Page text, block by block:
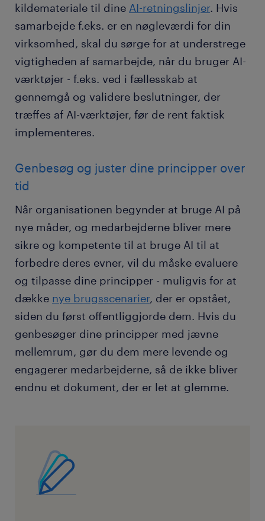
kildemateriale til dine AI-retningslinjer. Hvis
samarbejde f.eks. er en nøgleværdi for din
virksomhed, skal du sørge for at understrege
vigtigheden af samarbejde, når du bruger AI-
værktøjer - f.eks. ved i fællesskab at
gennemgå og validere beslutninger, der
træffes af AI-værktøjer, før de rent faktisk
implementeres.
Genbesøg og juster dine principper over
tid
Når organisationen begynder at bruge AI på
nye måder, og medarbejderne bliver mere
sikre og kompetente til at bruge AI til at
forbedre deres evner, vil du måske evaluere
og tilpasse dine principper - muligvis for at
dække nye brugsscenarier, der er opstået,
siden du først offentliggjorde dem. Hvis du
genbesøger dine principper med jævne
mellemrum, gør du dem mere levende og
engagerer medarbejderne, så de ikke bliver
endnu et dokument, der er let at glemme.